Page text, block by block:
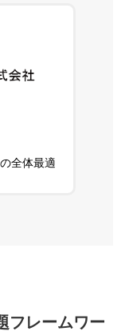
全体最適
フレームワー